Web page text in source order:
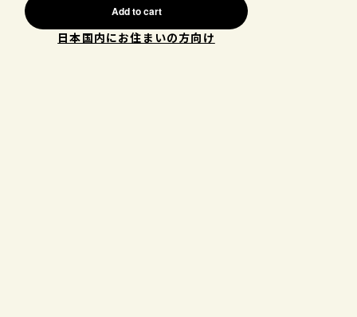
Add to cart
日本国内にお住まいの方向け